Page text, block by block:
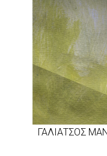
ΓΑΛΙΑΤΣΟΣ